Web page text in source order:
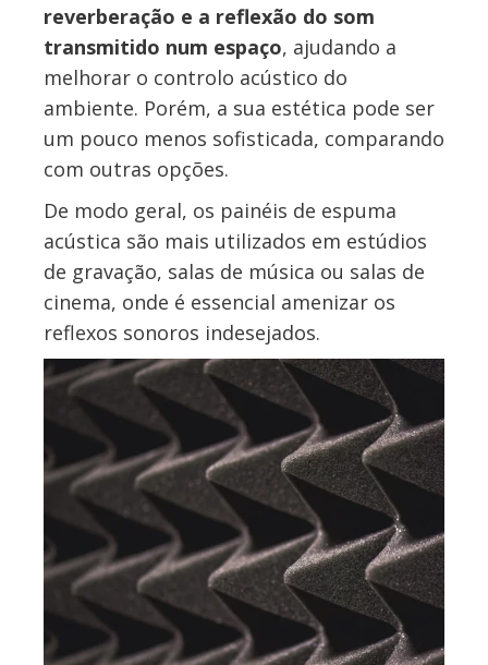
reverberação e a reflexão do som
transmitido num espaço, ajudando a
melhorar o controlo acústico do
ambiente. Porém, a sua estética pode ser
um pouco menos sofisticada, comparando
com outras opções.
De modo geral, os painéis de espuma
acústica são mais utilizados em estúdios
de gravação, salas de música ou salas de
cinema, onde é essencial amenizar os
reflexos sonoros indesejados.